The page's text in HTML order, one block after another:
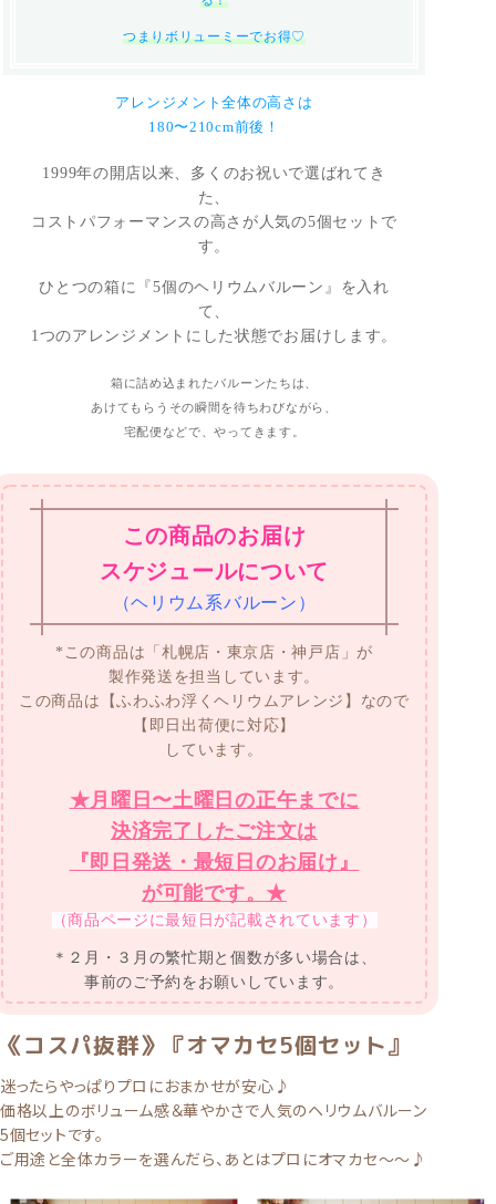
つまりボリューミーでお得♡
アレンジメント全体の高さは
180〜210cm前後！
1999年の開店以来、多くのお祝いで選ばれてき
た、
コストパフォーマンスの高さが人気の5個セットで
す。
ひとつの箱に『5個のヘリウムバルーン』を入れ
て、
1つのアレンジメントにした状態でお届けします。
箱に詰め込まれたバルーンたちは、
あけてもらうその瞬間を待ちわびながら、
宅配便などで、やってきます。
この商品のお届け
スケジュールについて
（ヘリウム系バルーン）
*この商品は「札幌店・東京店・神戸店」が
製作発送を担当しています。
この商品は【ふわふわ浮くヘリウムアレンジ】なので
【即日出荷便に対応】
しています。
★月曜日〜土曜日の正午までに
決済完了したご注文は
『即日発送・最短日のお届け』
が可能です。★
（商品ページに最短日が記載されています）
＊２月・３月の繁忙期と個数が多い場合は、
事前のご予約をお願いしています。
《コスパ抜群》『オマカセ5個セット』
迷ったらやっぱりプロにおまかせが安心♪
価格以上のボリューム感＆華やかさで人気のヘリウムバルーン
5個セットです。
ご用途と全体カラーを選んだら、あとはプロにオマカセ〜〜♪